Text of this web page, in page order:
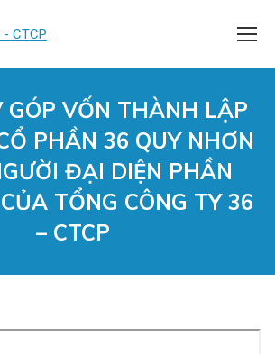
GÓP VỐN THÀNH LẬP
PHẦN 36 QUY NHƠN
ĐẠI DIỆN PHẦN
TỔNG CÔNG TY 36
– CTCP